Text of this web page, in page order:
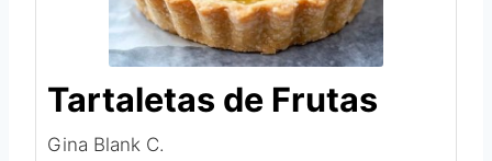
Tartaletas de Frutas
Gina Blank C.